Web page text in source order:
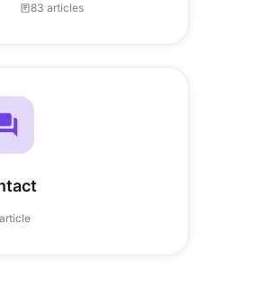
83 articles